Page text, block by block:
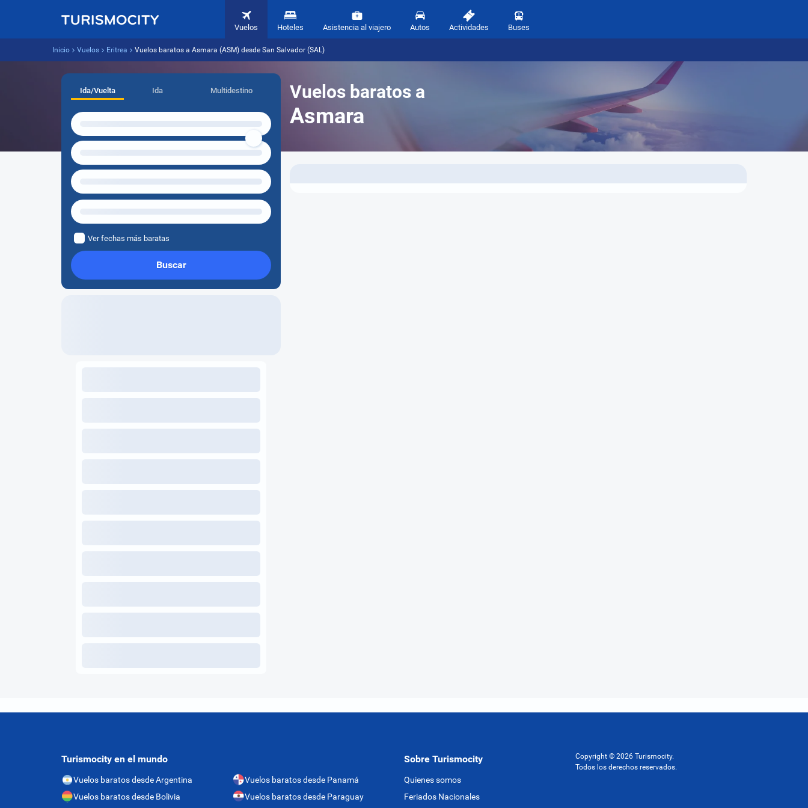
Vuelos Hoteles Asistencia al viajero Autos Actividades Buses
Inicio Vuelos Eritrea Vuelos baratos a Asmara (ASM) desde San Salvador (SAL)
Vuelos baratos a
Asmara
Ida/Vuelta Ida Multidestino
Ver fechas más baratas
Buscar
Turismocity en el mundo
Vuelos baratos desde Argentina
Vuelos baratos desde Bolivia
Vuelos baratos desde Panamá
Vuelos baratos desde Paraguay
Sobre Turismocity
Quienes somos
Feriados Nacionales
Copyright © 2026 Turismocity.
Todos los derechos reservados.